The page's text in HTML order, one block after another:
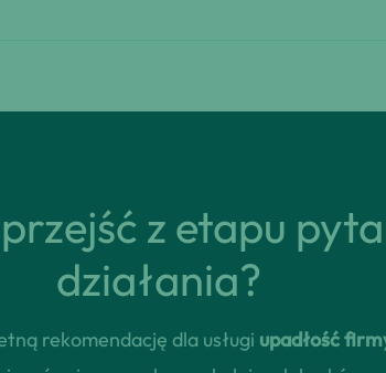
z etapu
działania?
rekomendację dla usługi upadłość